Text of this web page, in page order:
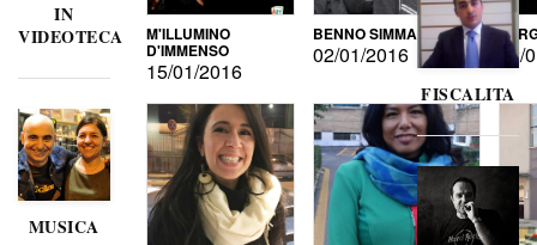
IN
VIDEOTECA
MUSICA
M'ILLUMINO
D'IMMENSO
15/01/2016
BENNO SIMMA
02/01/2016
FISCALITA